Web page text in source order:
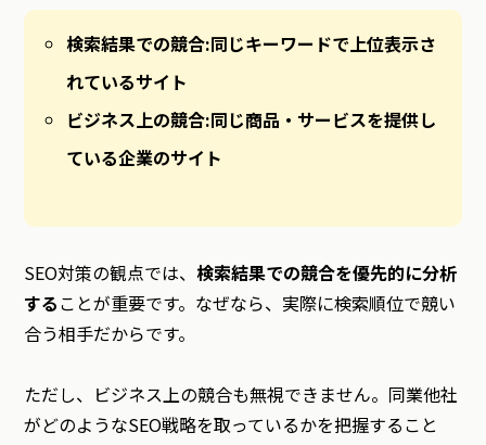
検索結果での競合:同じキーワードで上位表示さ
れているサイト
ビジネス上の競合:同じ商品・サービスを提供し
ている企業のサイト
SEO対策の観点では、検索結果での競合を優先的に分析
することが重要です。なぜなら、実際に検索順位で競い
合う相手だからです。
ただし、ビジネス上の競合も無視できません。同業他社
がどのようなSEO戦略を取っているかを把握すること